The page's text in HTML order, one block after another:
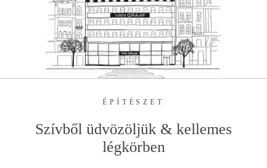
INSTAGRAM
FACEBOOKPINTEREST
YOUTUBE
ÉPÍTÉSZET
Szívből üdvözöljük & kellemes
légkörben